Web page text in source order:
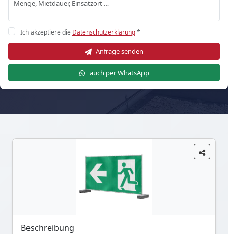
Ich akzeptiere die Datenschutzerklärung*
Anfrage senden
auch per WhatsApp
Beschreibung